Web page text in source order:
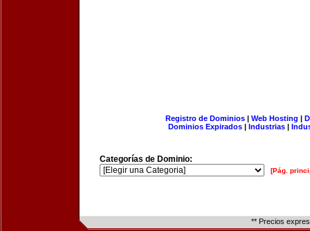
Registro de Dominios| Web Hosting |
Dominios Expirados | Industrias |
Categorías de Dominio:
[Pág.
** Precios